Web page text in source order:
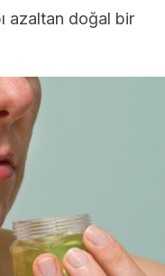
azaltan doğal bir